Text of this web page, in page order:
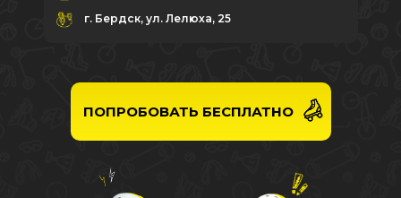
г. Бердск, ул. Лелюха, 25
ПОПРОБОВАТЬ БЕСПЛАТНО